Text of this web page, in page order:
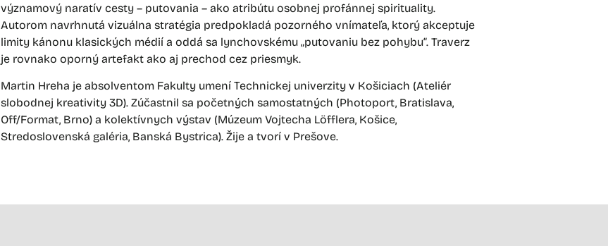
významový naratív cesty – putovania – ako atribútu osobnej profánnej spirituality.
Autorom navrhnutá vizuálna stratégia predpokladá pozorného vnímateľa, ktorý akceptuje
limity kánonu klasických médií a oddá sa lynchovskému „putovaniu bez pohybu“. Traverz
je rovnako oporný artefakt ako aj prechod cez priesmyk.
Martin Hreha je absolventom Fakulty umení Technickej univerzity v Košiciach (Ateliér
slobodnej kreativity 3D). Zúčastnil sa početných samostatných (Photoport, Bratislava,
Off/Format, Brno) a kolektívnych výstav (Múzeum Vojtecha Löfflera, Košice,
Stredoslovenská galéria, Banská Bystrica). Žije a tvorí v Prešove.